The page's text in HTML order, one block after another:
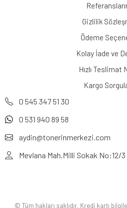
Gizlilik
Ödeme
Kolay İade ve
Hızlı Teslimat
Kargo
0 545 347 51 30
0 531 940 89 58
aydin@tonerinmerkezi.com
Mevlana Mah.Milli Sokak No:12/
© Tüm hakları saklıdır. Kredi kartı